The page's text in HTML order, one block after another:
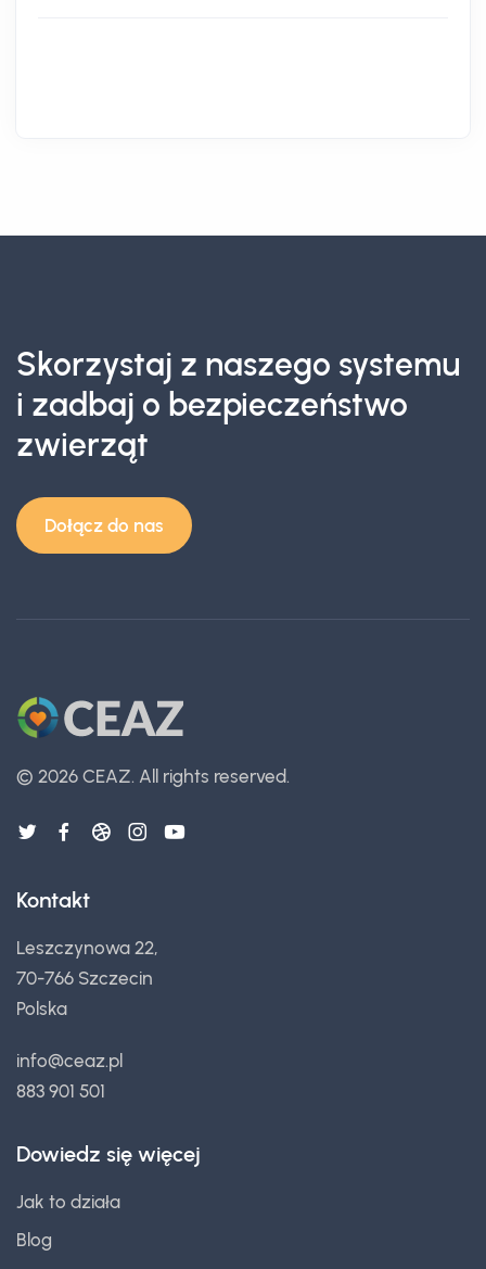
Skorzystaj z naszego systemu
i zadbaj o bezpieczeństwo
zwierząt
Dołącz do nas
© 2026 CEAZ. All rights reserved.
Kontakt
Leszczynowa 22,
70-766 Szczecin
Polska
info@ceaz.pl
883 901 501
Dowiedz się więcej
Jak to działa
Blog